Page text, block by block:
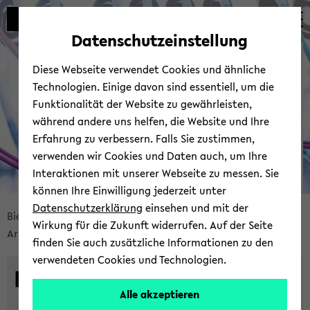
Automatische
vermeiden
skip
main
skip
main
skip
footer
skip
breadcrumb
navigation
main
Bie­le­fel­der IT-​Servicezentrum
Ser­vices
Arbeitsplatz-​Systeme
PC-​Räume
Servicezentrum
© Uni­ver­si­tät Bie­le­feld | BITS
PC-​Räume
Datenschutzeinstellung
Diese Webseite verwendet Cookies und ähnliche
Technologien. Einige davon sind essentiell, um die
Funktionalität der Website zu gewährleisten,
während andere uns helfen, die Website und Ihre
Erfahrung zu verbessern. Falls Sie zustimmen,
verwenden wir Cookies und Daten auch, um Ihre
Interaktionen mit unserer Webseite zu messen. Sie
können Ihre Einwilligung jederzeit unter
Datenschutzerklärung einsehen und mit der
Wirkung für die Zukunft widerrufen. Auf der Seite
finden Sie auch zusätzliche Informationen zu den
verwendeten Cookies und Technologien.
Alle akzeptieren